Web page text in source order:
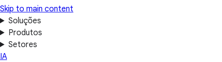
Skip to main content
Soluções
Produtos
Setores
IA